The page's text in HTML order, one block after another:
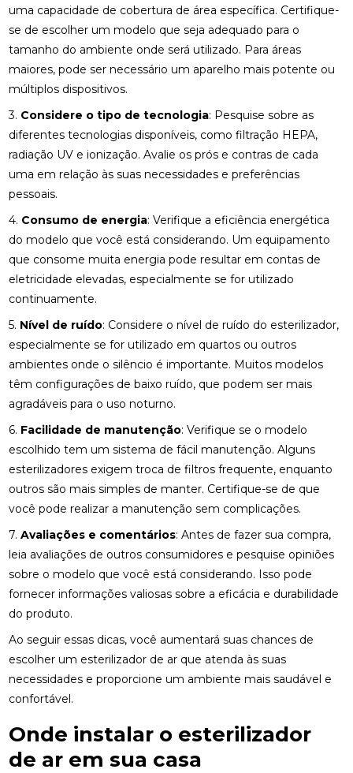
uma capacidade de cobertura de área específica. Certifique-
se de escolher um modelo que seja adequado para o
tamanho do ambiente onde será utilizado. Para áreas
maiores, pode ser necessário um aparelho mais potente ou
múltiplos dispositivos.
3. Considere o tipo de tecnologia: Pesquise sobre as
diferentes tecnologias disponíveis, como filtração HEPA,
radiação UV e ionização. Avalie os prós e contras de cada
uma em relação às suas necessidades e preferências
pessoais.
4. Consumo de energia: Verifique a eficiência energética
do modelo que você está considerando. Um equipamento
que consome muita energia pode resultar em contas de
eletricidade elevadas, especialmente se for utilizado
continuamente.
5. Nível de ruído: Considere o nível de ruído do esterilizador,
especialmente se for utilizado em quartos ou outros
ambientes onde o silêncio é importante. Muitos modelos
têm configurações de baixo ruído, que podem ser mais
agradáveis para o uso noturno.
6. Facilidade de manutenção: Verifique se o modelo
escolhido tem um sistema de fácil manutenção. Alguns
esterilizadores exigem troca de filtros frequente, enquanto
outros são mais simples de manter. Certifique-se de que
você pode realizar a manutenção sem complicações.
7.Avaliações e comentários: Antes de fazer sua compra,
leia avaliações de outros consumidores e pesquise opiniões
sobre o modelo que você está considerando. Isso pode
fornecer informações valiosas sobre a eficácia e durabilidade
do produto.
Ao seguir essas dicas, você aumentará suas chances de
escolher um esterilizador de ar que atenda às suas
necessidades e proporcione um ambiente mais saudável e
confortável.
Onde instalar o esterilizador
de ar em sua casa